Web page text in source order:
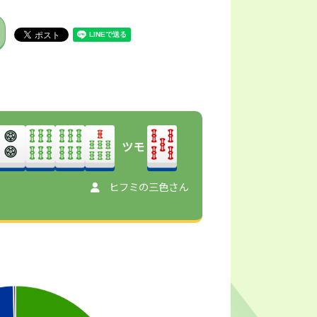
ツモ
ヒフミの三色さん